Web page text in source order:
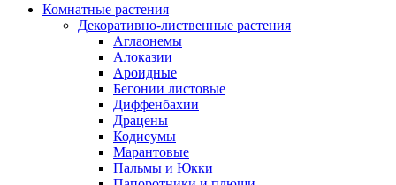
Комнатные растения
Декоративно-лиственные растения
Аглаонемы
Алоказии
Ароидные
Бегонии листовые
Диффенбахии
Драцены
Кодиеумы
Марантовые
Пальмы и Юкки